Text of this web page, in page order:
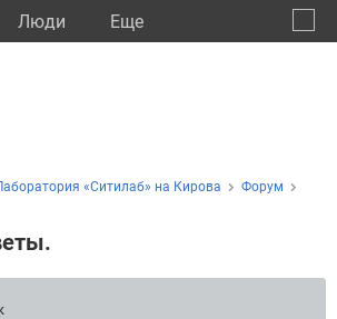
Люди Eще
«Ситилаб» на Кирова
Форум